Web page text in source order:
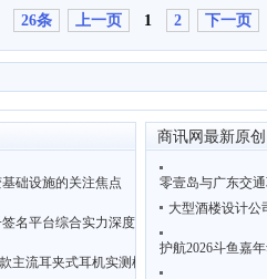
26条 上一页 1 2 下一页
础设施的关注焦点
名平台综合实力深度评测
主流耳夹式耳机实测横评来了
商讯网最新原创
零壹岛与广东交
大型酒楼设计公
护航2026斗鱼嘉